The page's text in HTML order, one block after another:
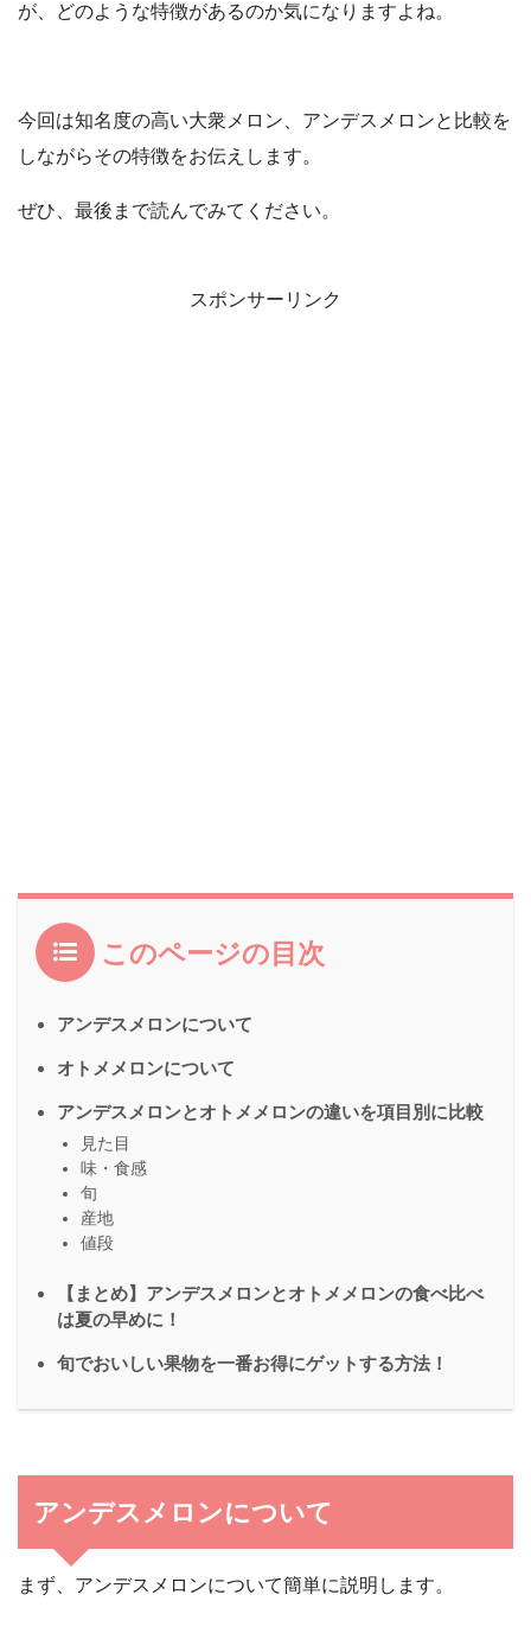
が、どのような特徴があるのか気になりますよね。
今回は知名度の高い大衆メロン、アンデスメロンと比較を
しながらその特徴をお伝えします。
ぜひ、最後まで読んでみてください。
スポンサーリンク
このページの目次
アンデスメロンについて
オトメメロンについて
アンデスメロンとオトメメロンの違いを項目別に比較
見た目
味・食感
旬
産地
値段
【まとめ】アンデスメロンとオトメメロンの食べ比べ
は夏の早めに！
旬でおいしい果物を一番お得にゲットする方法！
アンデスメロンについて
まず、アンデスメロンについて簡単に説明します。